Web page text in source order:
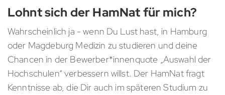
Lohnt sich der HamNat für mich?
Wahrscheinlich ja - wenn Du Lust hast, in Hamburg
oder Magdeburg Medizin zu studieren und deine
Chancen in der Bewerber*innenquote „Auswahl der
Hochschulen“ verbessern willst. Der HamNat fragt
Kenntnisse ab, die Dir auch im späteren Studium zu